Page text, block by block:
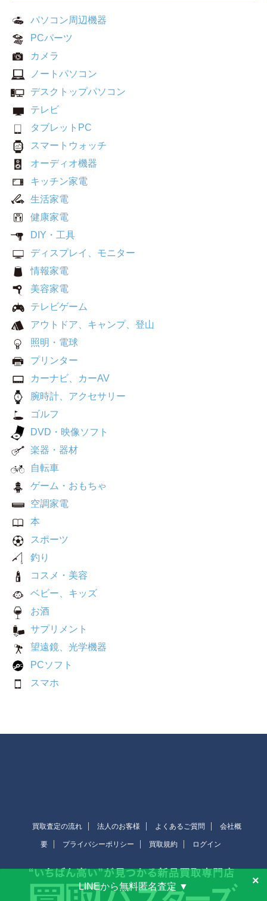
パソコン周辺機器
PCパーツ
カメラ
ノートパソコン
デスクトップパソコン
テレビ
タブレットPC
スマートウォッチ
オーディオ機器
キッチン家電
生活家電
健康家電
DIY・工具
ディスプレイ、モニター
情報家電
美容家電
テレビゲーム
アウトドア、キャンプ、登山
照明・電球
プリンター
カーナビ、カーAV
腕時計、アクセサリー
ゴルフ
DVD・映像ソフト
楽器・器材
自転車
ゲーム・おもちゃ
空調家電
本
スポーツ
釣り
コスメ・美容
ベビー、キッズ
お酒
サプリメント
望遠鏡、光学機器
PCソフト
スマホ
買取査定の流れ 法人のお客様 よくあるご質問 会社概
要 プライバシーポリシー 買取規約 ログイン
LINEから無料匿名査定 ▼ ×